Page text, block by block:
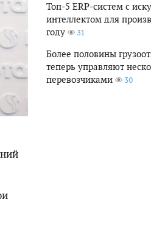
Топ-5 ERP-систем с
интеллектом для
году
31
Более половины
теперь управляют
перевозчиками
30